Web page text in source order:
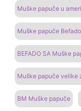
Muške papuče u
Muške papuče
BEFADO SA Muške
Muške papuče velike
BM Muške papuče